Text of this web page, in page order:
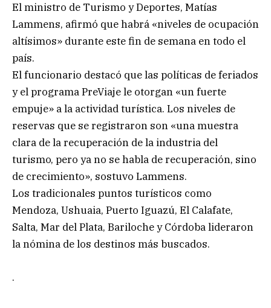
El ministro de Turismo y Deportes, Matías
Lammens, afirmó que habrá «niveles de ocupación
altísimos» durante este fin de semana en todo el
país.
El funcionario destacó que las políticas de feriados
y el programa PreViaje le otorgan «un fuerte
empuje» a la actividad turística. Los niveles de
reservas que se registraron son «una muestra
clara de la recuperación de la industria del
turismo, pero ya no se habla de recuperación, sino
de crecimiento», sostuvo Lammens.
Los tradicionales puntos turísticos como
Mendoza, Ushuaia, Puerto Iguazú, El Calafate,
Salta, Mar del Plata, Bariloche y Córdoba lideraron
la nómina de los destinos más buscados.
.